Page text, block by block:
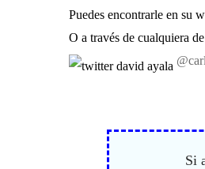
Puedes encontrarle en su
O a través de cualquiera
Si